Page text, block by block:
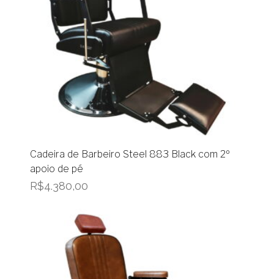
Cadeira de Barbeiro Steel 883 Black com 2º
apoio de pé
R$4.380,00